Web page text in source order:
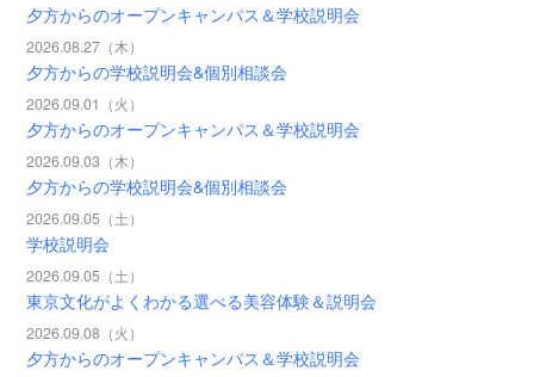
夕方からのオープンキャンパス＆学校説明会
2026.08.27（木）
夕方からの学校説明会&個別相談会
2026.09.01（火）
夕方からのオープンキャンパス＆学校説明会
2026.09.03（木）
夕方からの学校説明会&個別相談会
2026.09.05（土）
学校説明会
2026.09.05（土）
東京文化がよくわかる選べる美容体験＆説明会
2026.09.08（火）
夕方からのオープンキャンパス＆学校説明会